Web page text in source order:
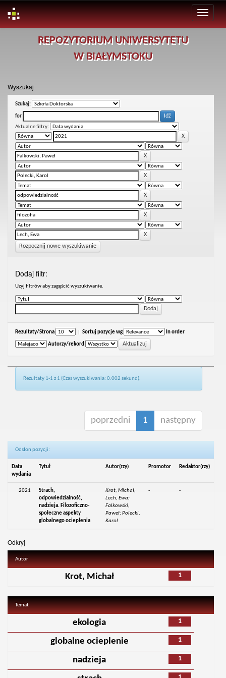
REPOZYTORIUM UNIWERSYTETU
W BIAŁYMSTOKU
Wyszukaj
Szukaj:
for
Aktualne filtry:
Rozpocznij nowe wyszukiwanie
Dodaj filtr:
Uzyj filtrów aby zagęścić wyszukiwanie.
Rezultaty/Strona Sortuj pozycje wg In order
Autorzy/rekord
Rezultaty 1-1 z 1 (Czas wyszukiwania: 0.002 sekund).
poprzedni 1 następny
Odsłon pozycji:
Data
wydania
Tytuł Autor(rzy) Promotor Redaktor(rzy)
2021
Strach,
odpowiedzialność,
nadzieja. Filozoficzno-
społeczne aspekty
globalnego ocieplenia
Krot, Michał;
Lech, Ewa;
Falkowski,
Paweł; Polecki,
Karol
- -
Odkryj
Autor
1
Krot, Michał
Temat
1
ekologia
1
globalne ocieplenie
1
nadzieja